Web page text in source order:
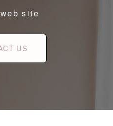
site
US